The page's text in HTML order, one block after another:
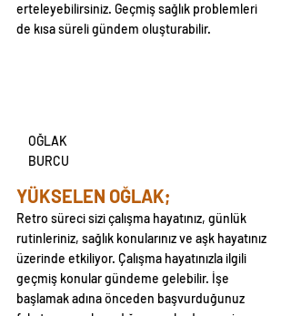
erteleyebilirsiniz. Geçmiş sağlık problemleri
de kısa süreli gündem oluşturabilir.
OĞLAK
BURCU
YÜKSELEN OĞLAK;
Retro süreci sizi çalışma hayatınız, günlük
rutinleriniz, sağlık konularınız ve aşk hayatınız
üzerinde etkiliyor. Çalışma hayatınızla ilgili
geçmiş konular gündeme gelebilir. İşe
başlamak adına önceden başvurduğunuz